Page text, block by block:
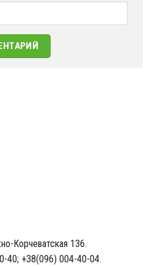
Корчеватская 136.
40; +38(096) 004-40-04.